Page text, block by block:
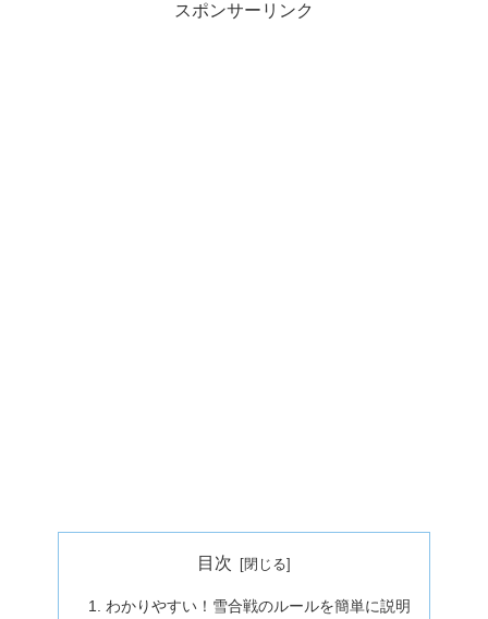
スポンサーリンク
目次
わかりやすい！雪合戦のルールを簡単に説明